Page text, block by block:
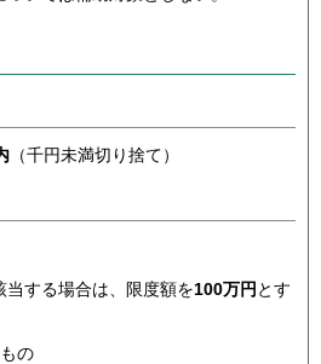
（千円未満切り捨て）
当する場合は、限度額を100万円 とす
の